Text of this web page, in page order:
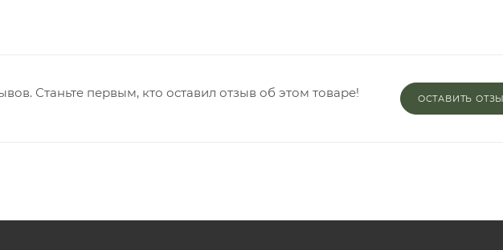
ОСТАВИТЬ
Станьте первым, кто оставил отзыв об этом товаре!